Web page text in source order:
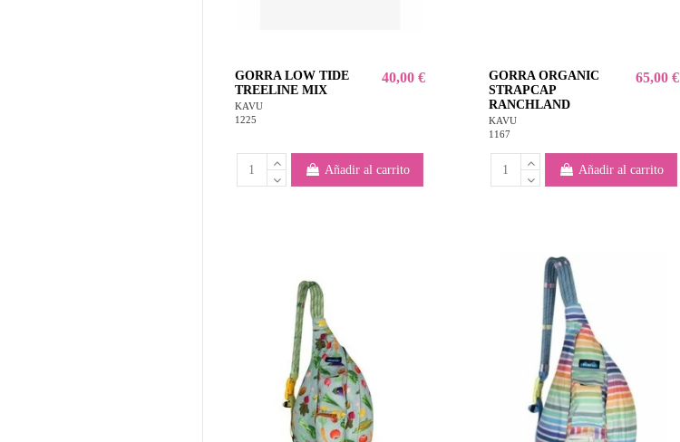
GORRA LOW TIDE
TREELINE MIX
KAVU
1225
40,00 €
Añadir al carrito
GORRA ORGANIC
STRAPCAP
RANCHLAND
KAVU
1167
65,00 €
Añadir al carrito